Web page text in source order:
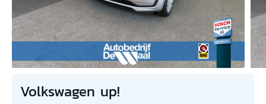
Volkswagen up!